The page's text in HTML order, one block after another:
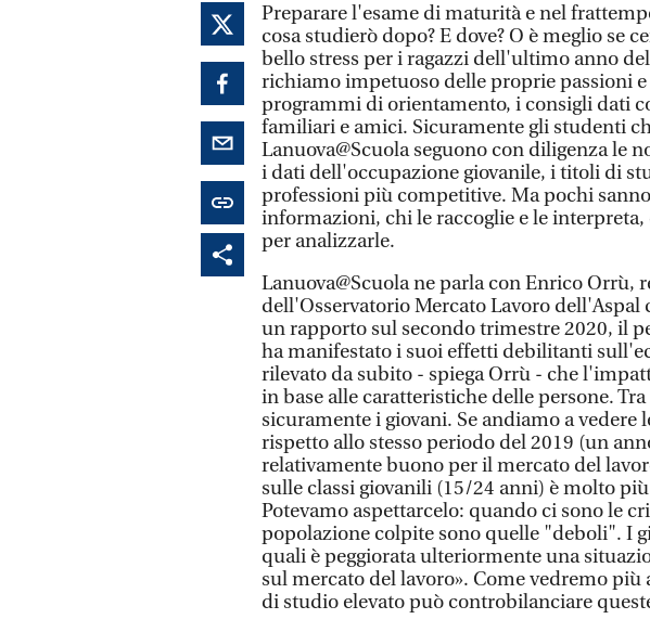
Preparare l'esame di maturità e nel
cosa studierò dopo? E dove? O è meglio se
bello stress per i ragazzi dell'ultimo anno
richiamo impetuoso delle proprie passioni
programmi di orientamento, i consigli dati
familiari e amici. Sicuramente gli studenti
Lanuova@Scuola seguono con diligenza le
i dati dell'occupazione giovanile, i titoli di
professioni più competitive. Ma pochi
informazioni, chi le raccoglie e le
per analizzarle.
Lanuova@Scuola ne parla con Enrico Orrù,
dell'Osservatorio Mercato Lavoro
un rapporto sul secondo trimestre 2020, il
ha manifestato i suoi effetti debilitanti
rilevato da subito - spiega Orrù - che
in base alle caratteristiche delle persone.
sicuramente i giovani. Se andiamo a vedere
rispetto allo stesso periodo del 2019 (un
relativamente buono per il mercato del
sulle classi giovanili (15/24 anni) è molto
Potevamo aspettarcelo: quando ci sono le
popolazione colpite sono quelle "deboli". I
quali è peggiorata ulteriormente una
sul mercato del lavoro». Come vedremo
di studio elevato può controbilanciare